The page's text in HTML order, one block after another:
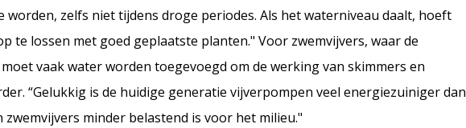
zelfs niet tijdens droge periodes. Als het waterniveau daalt, hoeft
te lossen met goed geplaatste planten." Voor zwemvijvers, waar de
vaak water worden toegevoegd om de werking van skimmers en
“Gelukkig is de huidige generatie vijverpompen veel energiezuiniger dan
minder belastend is voor het milieu."